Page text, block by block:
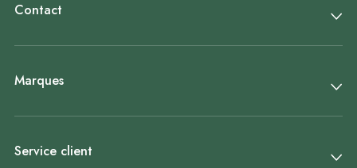
Contact
Marques
Service client